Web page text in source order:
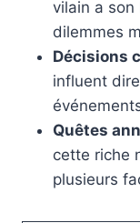
vilain a son
dilemmes
Décisions
influent
Quêtes
cette riche
plusieurs